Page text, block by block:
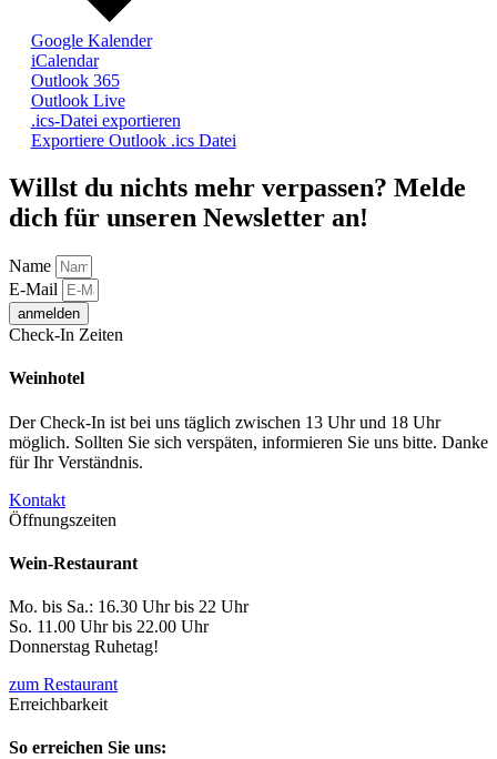
Google Kalender
iCalendar
Outlook 365
Outlook Live
.ics-Datei exportieren
Exportiere Outlook .ics Datei
Willst du nichts mehr verpassen? Melde
dich für unseren Newsletter an!
Name
E-Mail
anmelden
Check-In Zeiten
Weinhotel
Der Check-In ist bei uns täglich zwischen 13 Uhr und 18 Uhr
möglich. Sollten Sie sich verspäten, informieren Sie uns bitte. Danke
für Ihr Verständnis.
Kontakt
Öffnungszeiten
Wein-Restaurant
Mo. bis Sa.: 16.30 Uhr bis 22 Uhr
So. 11.00 Uhr bis 22.00 Uhr
Donnerstag Ruhetag!
zum Restaurant
Erreichbarkeit
So erreichen Sie uns: